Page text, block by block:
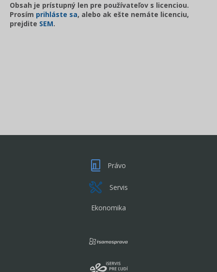
Obsah je prístupný len pre používateľov s licenciou.
Prosím prihláste sa, alebo ak ešte nemáte licenciu,
prejdite SEM.
Právo
Servis
Ekonomika